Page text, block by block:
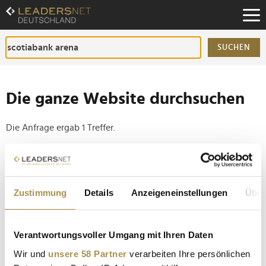
Zustimmung Details Anzeigeneinstellungen
Verantwortungsvoller Umgang mit Ihren Daten
Wir und unsere 58 Partner verarbeiten Ihre persönlichen
Zum
Inhalt
Zur
Fußzeilen-
Navigation
SUCHEN
Die ganze Website durchsuchen
Die Anfrage ergab 1 Treffer.
Tipp
Setzen Sie die gesuchten Wörter zwischen
Anführungszeichen: zb "Vorname Nachname".
Sportstadien: Die Top Ten der wertvollsten
Namensrechte